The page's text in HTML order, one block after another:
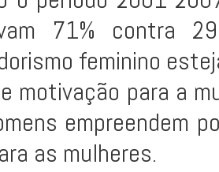
71% contra
feminino
motivação para a
empreendem
as mulheres.